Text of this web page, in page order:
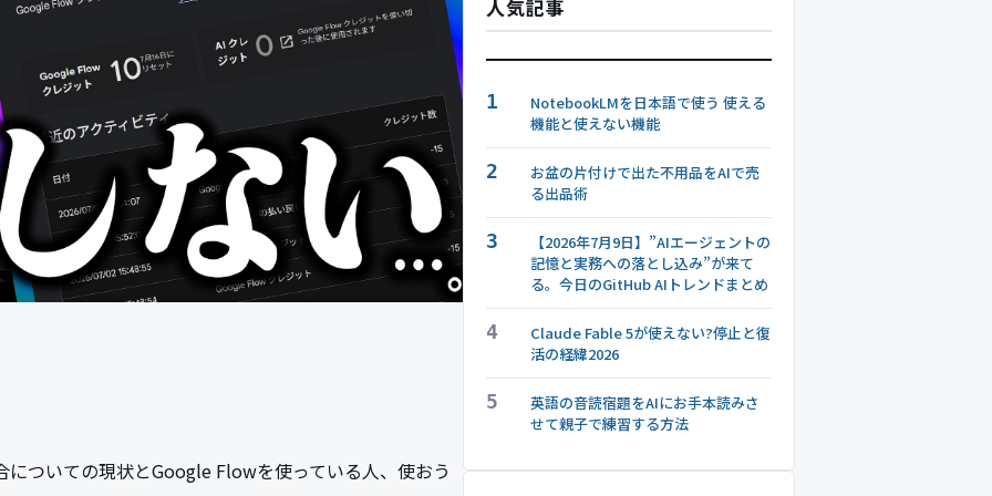
ついての現状とGoogle Flowを使っている人、使おう
人気記事
1
NotebookLMを日本語で使う 使える
機能と使えない機能
2
お盆の片付けで出た不用品をAIで売
る出品術
3
【2026年7月9日】”AIエージェントの
記憶と実務への落とし込み”が来て
る。今日のGitHub AIトレンドまとめ
4
Claude Fable 5が使えない?停止と復
活の経緯2026
5
英語の音読宿題をAIにお手本読みさ
せて親子で練習する方法